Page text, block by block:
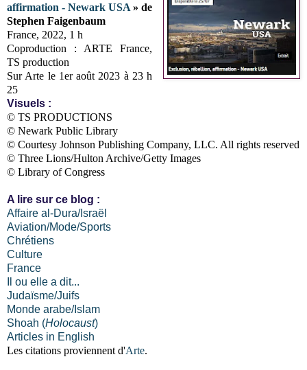
affirmation - Newark USA » de
Stephen Faigenbaum
France, 2022, 1 h
Coproduction : ARTE France,
TS production
Sur Arte le 1er août 2023 à 23 h
25
Visuels :
© TS PRODUCTIONS
© Newark Public Library
© Courtesy Johnson Publishing Company, LLC. All rights reserved
© Three Lions/Hulton Archive/Getty Images
© Library of Congress
A lire sur ce blog :
Affaire al-Dura/Israël
Aviation/Mode/Sports
Chrétiens
Culture
France
Il ou elle a dit...
Judaïsme/Juifs
Monde arabe/Islam
Shoah (Holocaust)
Articles in English
Les citations proviennent d'Arte.